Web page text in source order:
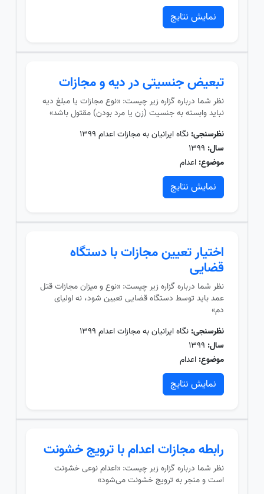
نمایش نتایج
تبعیض جنسیتی در دیه و مجازات
نظر شما درباره گزاره زیر چیست: «نوع مجازات یا مبلغ دیه
نباید وابسته به جنسیت (زن یا مرد بودن) مقتول باشد»
نظرسنجی: نگاه ایرانیان به مجازات اعدام ۱۳۹۹
سال:
موضوع: اعدام
نمایش نتایج
اختیار تعیین مجازات با دستگاه
قضایی
نظر شما درباره گزاره زیر چیست: «نوع و میزان مجازات قتل
عمد باید توسط دستگاه قضایی تعیین شود، نه اولیای
دم»
نظرسنجی: نگاه ایرانیان به مجازات اعدام ۱۳۹۹
سال:
موضوع: اعدام
نمایش نتایج
رابطه مجازات اعدام با ترویج خشونت
نظر شما درباره گزاره زیر چیست: «اعدام نوعی خشونت
است و منجر به ترویج خشونت می‌شود»